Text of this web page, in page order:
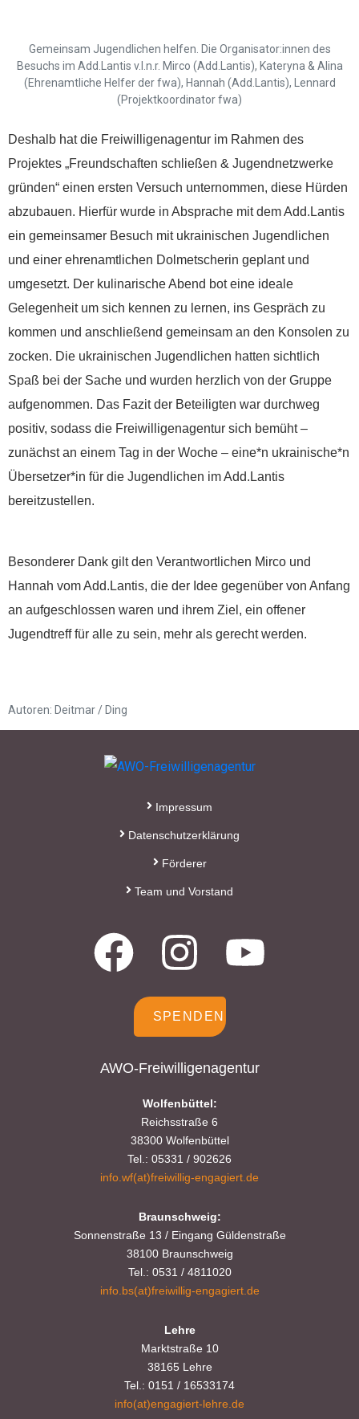
Gemeinsam Jugendlichen helfen. Die Organisator:innen des
Besuchs im Add.Lantis v.l.n.r. Mirco (Add.Lantis), Kateryna & Alina
(Ehrenamtliche Helfer der fwa), Hannah (Add.Lantis), Lennard
(Projektkoordinator fwa)
Deshalb hat die Freiwilligenagentur im Rahmen des
Projektes „Freundschaften schließen & Jugendnetzwerke
gründen“ einen ersten Versuch unternommen, diese Hürden
abzubauen. Hierfür wurde in Absprache mit dem Add.Lantis
ein gemeinsamer Besuch mit ukrainischen Jugendlichen
und einer ehrenamtlichen Dolmetscherin geplant und
umgesetzt. Der kulinarische Abend bot eine ideale
Gelegenheit um sich kennen zu lernen, ins Gespräch zu
kommen und anschließend gemeinsam an den Konsolen zu
zocken. Die ukrainischen Jugendlichen hatten sichtlich
Spaß bei der Sache und wurden herzlich von der Gruppe
aufgenommen. Das Fazit der Beteiligten war durchweg
positiv, sodass die Freiwilligenagentur sich bemüht –
zunächst an einem Tag in der Woche – eine*n ukrainische*n
Übersetzer*in für die Jugendlichen im Add.Lantis
bereitzustellen.
Besonderer Dank gilt den Verantwortlichen Mirco und
Hannah vom Add.Lantis, die der Idee gegenüber von Anfang
an aufgeschlossen waren und ihrem Ziel, ein offener
Jugendtreff für alle zu sein, mehr als gerecht werden.
Autoren: Deitmar / Ding
Impressum
Datenschutzerklärung
Förderer
Team und Vorstand
SPENDEN
AWO-Freiwilligenagentur
Wolfenbüttel:
Reichsstraße 6
38300 Wolfenbüttel
Tel.: 05331 / 902626
info.wf(at)freiwillig-engagiert.de
Braunschweig:
Sonnenstraße 13 / Eingang Güldenstraße
38100 Braunschweig
Tel.: 0531 / 4811020
info.bs(at)freiwillig-engagiert.de
Lehre
Marktstraße 10
38165 Lehre
Tel.: 0151 / 16533174
info(at)engagiert-lehre.de
Wenn Sie uns Spenden
zukommen lassen
diese Kontodaten:
Inhaber: AWO-
Freiwilligenagentur
IBAN: DE90 2505 0000
0152 0278 35
BIC: NOLADE2HXXX
Wir können Ihnen auf
Wunsch auch eine
Spendenquittung
ausstellen.
Kontakt:
Sylja Baranowski
s.baranowski [at] freiwillig-
engagiert.de